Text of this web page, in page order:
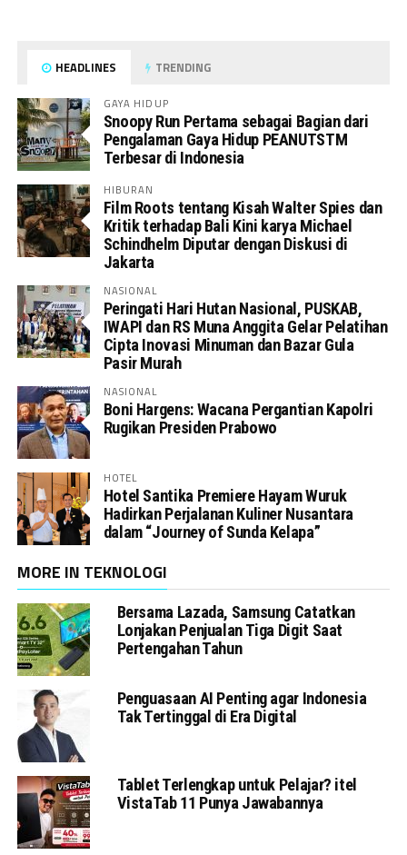
HEADLINES TRENDING
GAYA HIDUP
Snoopy Run Pertama sebagai Bagian dari
Pengalaman Gaya Hidup PEANUTSTM
Terbesar di Indonesia
HIBURAN
Film Roots tentang Kisah Walter Spies dan
Kritik terhadap Bali Kini karya Michael
Schindhelm Diputar dengan Diskusi di
Jakarta
NASIONAL
Peringati Hari Hutan Nasional, PUSKAB,
IWAPI dan RS Muna Anggita Gelar Pelatihan
Cipta Inovasi Minuman dan Bazar Gula
Pasir Murah
NASIONAL
Boni Hargens: Wacana Pergantian Kapolri
Rugikan Presiden Prabowo
HOTEL
Hotel Santika Premiere Hayam Wuruk
Hadirkan Perjalanan Kuliner Nusantara
dalam “Journey of Sunda Kelapa”
MORE IN TEKNOLOGI
Bersama Lazada, Samsung Catatkan
Lonjakan Penjualan Tiga Digit Saat
Pertengahan Tahun
Penguasaan AI Penting agar Indonesia
Tak Tertinggal di Era Digital
Tablet Terlengkap untuk Pelajar? itel
VistaTab 11 Punya Jawabannya